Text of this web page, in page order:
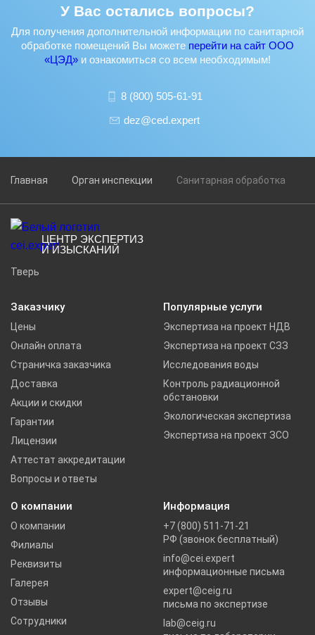
У Вас остались вопросы?
Для получения дополнительной информации по санитарной
обработке помещений Вы можете перейти на сайт ООО
«ЦЭД» и ознакомиться со всем необходимым!
8 (800) 505-61-91
dez@ced.expert
Главная Орган инспекции Санитарная обработка
ЦЕНТР ЭКСПЕРТИЗ
И ИЗЫСКАНИЙ
Тверь
Заказчику
Цены
Онлайн оплата
Страничка заказчика
Доставка
Акции и скидки
Гарантии
Лицензии
Аттестат аккредитации
Вопросы и ответы
Популярные услуги
Экспертиза на проект НДВ
Экспертиза на проект СЗЗ
Исследования воды
Контроль радиационной
обстановки
Экологическая экспертиза
Экспертиза на проект ЗСО
О компании
О компании
Филиалы
Реквизиты
Галерея
Отзывы
Сотрудники
Информация
+7 (800) 511-71-21
РФ (звонок бесплатный)
info@cei.expert
информационные письма
expert@ceig.ru
письма по экспертизе
lab@ceig.ru